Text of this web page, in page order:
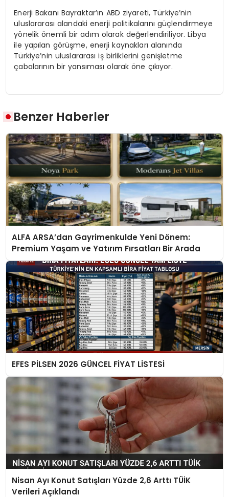
Enerji Bakanı Bayraktar’ın ABD ziyareti, Türkiye’nin
uluslararası alandaki enerji politikalarını güçlendirmeye
yönelik önemli bir adım olarak değerlendiriliyor. Libya
ile yapılan görüşme, enerji kaynakları alanında
Türkiye’nin uluslararası iş birliklerini genişletme
çabalarının bir yansıması olarak öne çıkıyor.
Benzer Haberler
ALFA ARSA’dan Gayrimenkulde Yeni Dönem:
Premium Yaşam ve Yatırım Fırsatları Bir Arada
EFES PİLSEN 2026 GÜNCEL FİYAT LİSTESİ
Nisan Ayı Konut Satışları Yüzde 2,6 Arttı TÜİK
Verileri Açıklandı